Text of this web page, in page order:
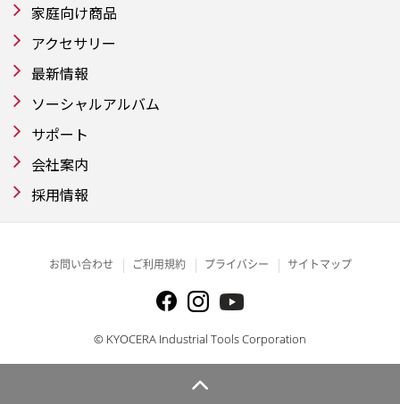
家庭向け商品
アクセサリー
最新情報
ソーシャルアルバム
サポート
会社案内
採用情報
お問い合わせ ご利用規約 プライバシー サイトマップ
© KYOCERA Industrial Tools Corporation